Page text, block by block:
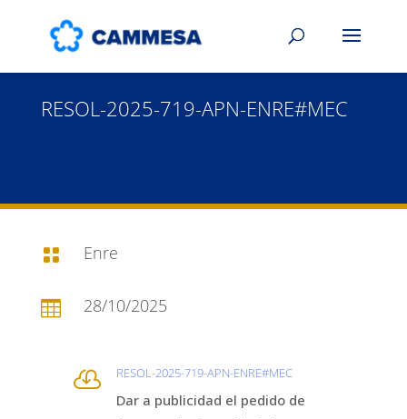
RESOL-2025-719-APN-ENRE#MEC
 Enre
 28/10/2025
 RESOL-2025-719-APN-ENRE#MEC
Dar a publicidad el pedido de